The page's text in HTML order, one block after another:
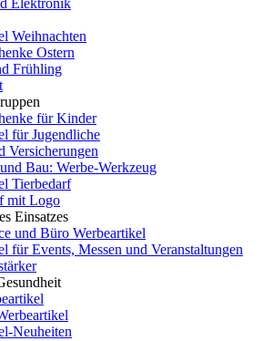
Elektronik
Weihnachten
Ostern
Frühling
für Kinder
für Jugendliche
Versicherungen
Bau: Werbe-Werkzeug
Tierbedarf
mit Logo
Einsatzes
und Büro Werbeartikel
für Events, Messen und Veranstaltungen
Neuheiten